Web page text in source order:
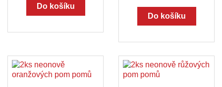
Do košíku
Do košíku